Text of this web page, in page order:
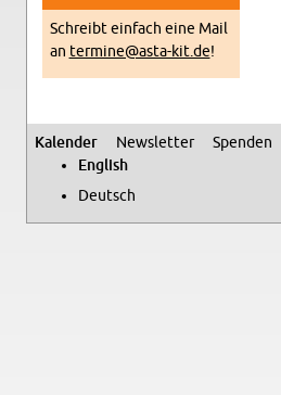
Schreibt ein­fach eine Mail
an termine@​asta-​kit.​de!
Sec­ondary menu
Kalen­der Newslet­ter Spenden
Eng­lish
Deutsch